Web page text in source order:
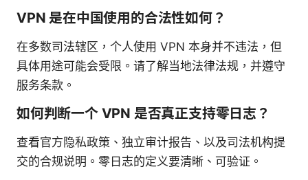
VPN 是在中国使用的合法性如何？
在多数司法辖区，个人使用 VPN 本身并不违法，但
具体用途可能会受限。请了解当地法律法规，并遵守
服务条款。
如何判断一个 VPN 是否真正支持零日志？
查看官方隐私政策、独立审计报告、以及司法机构提
交的合规说明。零日志的定义要清晰、可验证。